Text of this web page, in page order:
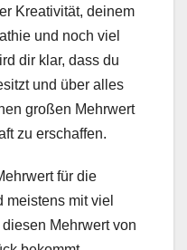
Kreativität, deinem
und noch viel
dir klar, dass du
und über alles
großen Mehrwert
zu erschaffen.
für die
meistens mit viel
Mehrwert von